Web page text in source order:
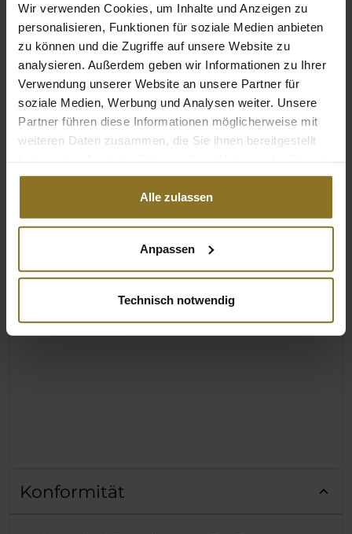
Wir verwenden Cookies, um Inhalte und Anzeigen zu
personalisieren, Funktionen für soziale Medien anbieten
zu können und die Zugriffe auf unsere Website zu
analysieren. Außerdem geben wir Informationen zu Ihrer
Verwendung unserer Website an unsere Partner für
soziale Medien, Werbung und Analysen weiter. Unsere
Partner führen diese Informationen möglicherweise mit
weiteren Daten zusammen, die Sie ihnen bereitgestellt
gesammelt haben.
Alle zulassen
Anpassen
Technisch notwendig
Konformität